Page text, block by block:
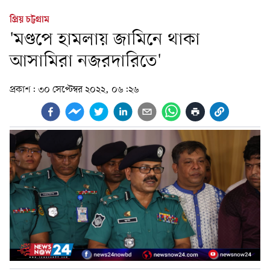
প্রিয় চট্টগ্রাম
'মণ্ডপে হামলায় জামিনে থাকা
আসামিরা নজরদারিতে'
প্রকাশ: ৩০ সেপ্টেম্বর ২০২২, ০৬:২৬